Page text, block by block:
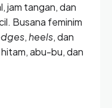
jam tangan, dan
Busana feminim
,heels, dan
abu-bu, dan